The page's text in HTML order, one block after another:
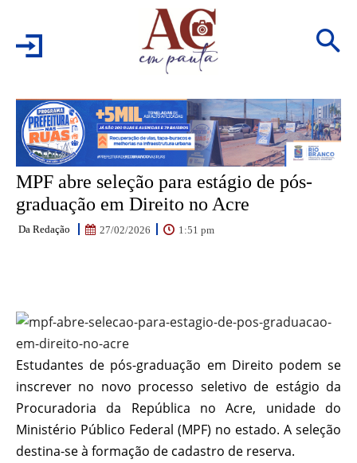
MPF abre seleção para estágio de pós-
graduação em Direito no Acre
Da Redação 27/02/2026 1:51 pm
Estudantes de pós-graduação em Direito podem se
inscrever no novo processo seletivo de estágio da
Procuradoria da República no Acre, unidade do
Ministério Público Federal (MPF) no estado. A seleção
destina-se à formação de cadastro de reserva.